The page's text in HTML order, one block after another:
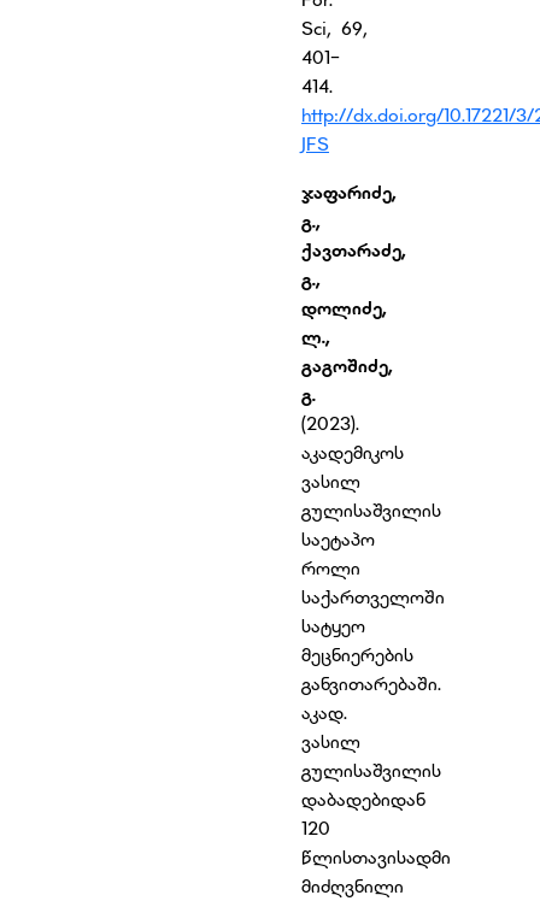
Sci, 69,
401-
414.
http://dx.doi.org/10.17221/
JFS
ჯაფარიძე,
გ.,
ქავთარაძე,
გ.,
დოლიძე,
ლ.,
გაგოშიძე,
გ.
(2023).
აკადემიკოს
ვასილ
გულისაშვილის
საეტაპო
როლი
საქართველოში
სატყეო
მეცნიერების
განვითარებაში.
აკად.
ვასილ
გულისაშვილის
დაბადებიდან
120
წლისთავისადმი
მიძღვნილი